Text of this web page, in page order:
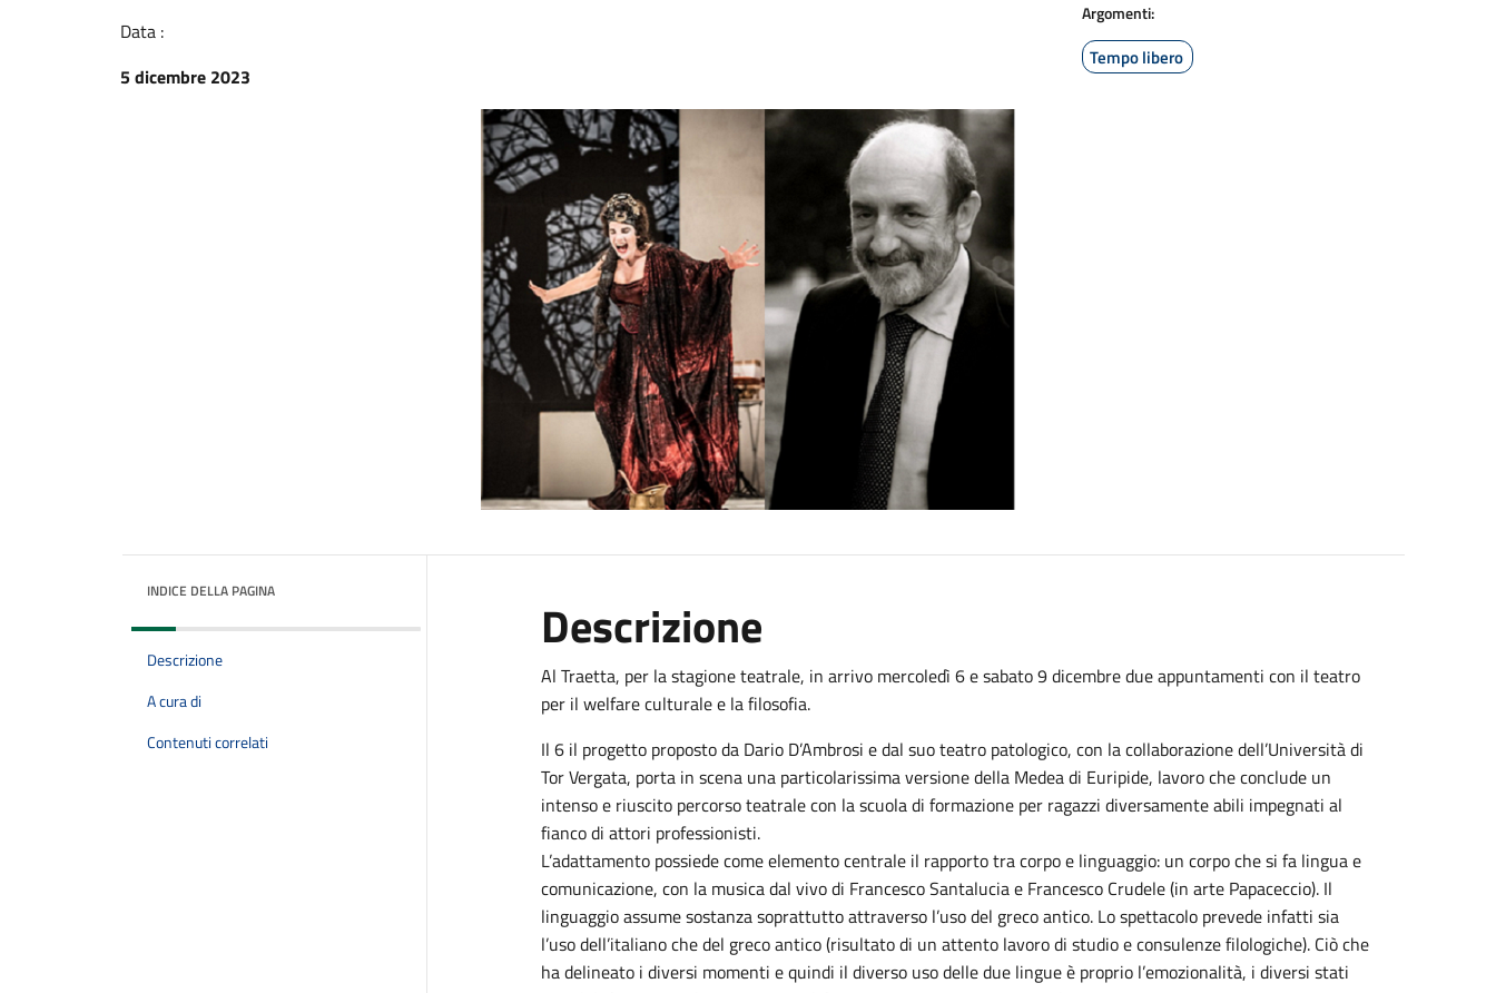
Data :
5 dicembre 2023
Argomenti:
Tempo libero
INDICE DELLA PAGINA
Descrizione
A cura di
Contenuti correlati
Descrizione
Al Traetta, per la stagione teatrale, in arrivo mercoledì 6 e sabato 9 dicembre due appuntamenti con il teatro
per il welfare culturale e la filosofia.
Il 6 il progetto proposto da Dario D’Ambrosi e dal suo teatro patologico, con la collaborazione dell’Università di
Tor Vergata, porta in scena una particolarissima versione della Medea di Euripide, lavoro che conclude un
intenso e riuscito percorso teatrale con la scuola di formazione per ragazzi diversamente abili impegnati al
fianco di attori professionisti.
L’adattamento possiede come elemento centrale il rapporto tra corpo e linguaggio: un corpo che si fa lingua e
comunicazione, con la musica dal vivo di Francesco Santalucia e Francesco Crudele (in arte Papaceccio). Il
linguaggio assume sostanza soprattutto attraverso l’uso del greco antico. Lo spettacolo prevede infatti sia
l’uso dell’italiano che del greco antico (risultato di un attento lavoro di studio e consulenze filologiche). Ciò che
ha delineato i diversi momenti e quindi il diverso uso delle due lingue è proprio l’emozionalità, i diversi stati